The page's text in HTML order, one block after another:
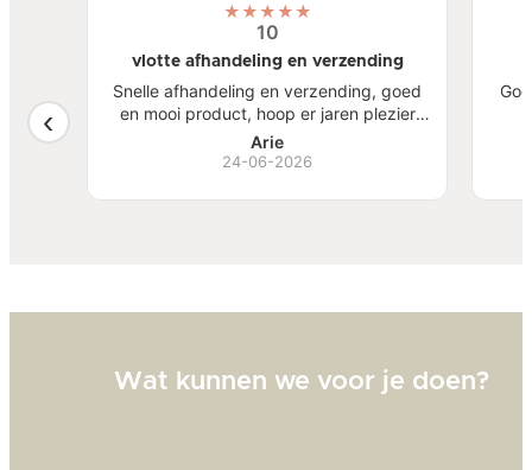
mooi
★★★★★
10
vlotte afhandeling en verzending
Snelle afhandeling en verzending, goed
en mooi product, hoop er jaren plezier
van te hebben.
Arie
24-06-2026
Wat kunnen we voor je doen?